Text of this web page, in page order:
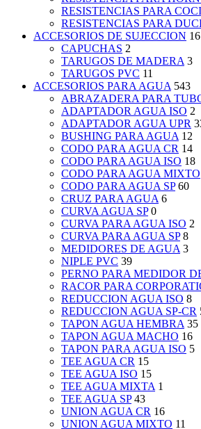
RESISTENCIAS PARA
RESISTENCIAS PARA
ACCESORIOS DE SUJECCION 16
CAPUCHAS 2
TARUGOS DE MADERA 3
TARUGOS PVC 11
ACCESORIOS PARA AGUA 543
ABRAZADERA PARA
ADAPTADOR AGUA ISO 2
ADAPTADOR AGUA UPR
BUSHING PARA AGUA 12
CODO PARA AGUA CR 14
CODO PARA AGUA ISO 18
CODO PARA AGUA MIXTO
CODO PARA AGUA SP 60
CRUZ PARA AGUA 6
CURVA AGUA SP 0
CURVA PARA AGUA ISO 2
CURVA PARA AGUA SP 8
MEDIDORES DE AGUA 3
NIPLE PVC 39
PERNO PARA MEDIDOR
RACOR PARA
REDUCCION AGUA ISO 8
REDUCCION AGUA SP-CR
TAPON AGUA HEMBRA 35
TAPON AGUA MACHO 16
TAPON PARA AGUA ISO 5
TEE AGUA CR 15
TEE AGUA ISO 15
TEE AGUA MIXTA 1
TEE AGUA SP 43
UNION AGUA CR 16
UNION AGUA MIXTO 11